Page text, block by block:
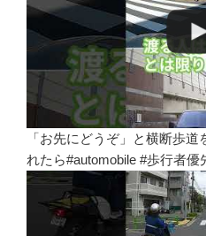
「お先にどうぞ」と横断歩
れたら#automobile #歩行者優